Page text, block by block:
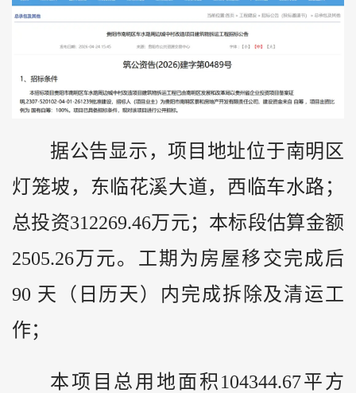
据公告显示，项目地址位于南明区
灯笼坡，东临花溪大道，西临车水路；
总投资312269.46万元；本标段估算金额
2505.26万元。工期为房屋移交完成后
90 天（日历天）内完成拆除及清运工
作；
本项目总用地面积104344.67平方